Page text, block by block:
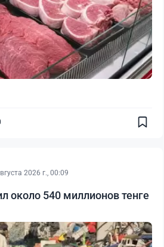
2026 г., 00:09
около 540 миллионов тенге